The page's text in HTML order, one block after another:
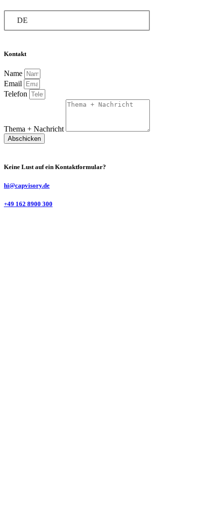
DE
Kontakt
Name
Email
Telefon
Thema + Nachricht
Abschicken
Keine Lust auf ein Kontaktformular?
hi@capvisory.de
+49 162 8900 300